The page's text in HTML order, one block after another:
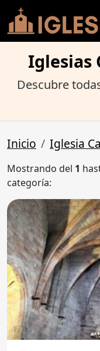
Iglesias
Descubre
Inicio Iglesia
Mostrando del 1
categoría: